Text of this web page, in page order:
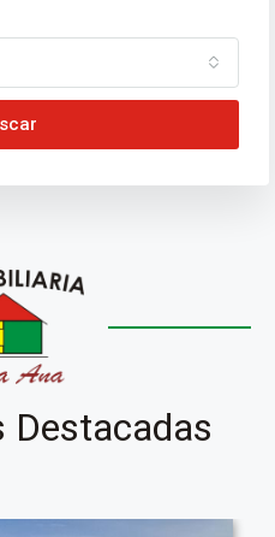
Destacadas